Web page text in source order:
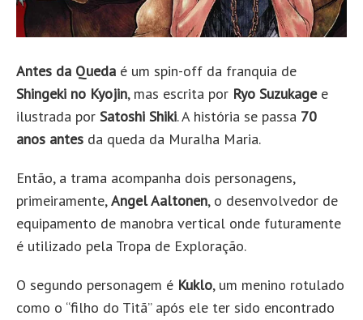
Antes da Queda é um spin-off da franquia de
Shingeki no Kyojin, mas escrita por Ryo Suzukagee
ilustrada por Satoshi Shiki. A história se passa 70
anos antes da queda da Muralha Maria.
Então, a trama acompanha dois personagens,
primeiramente,Angel Aaltonen, o desenvolvedor de
equipamento de manobra vertical onde futuramente
é utilizado pela Tropa de Exploração.
O segundo personagem é Kuklo, um menino rotulado
como o “filho do Titã” após ele ter sido encontrado